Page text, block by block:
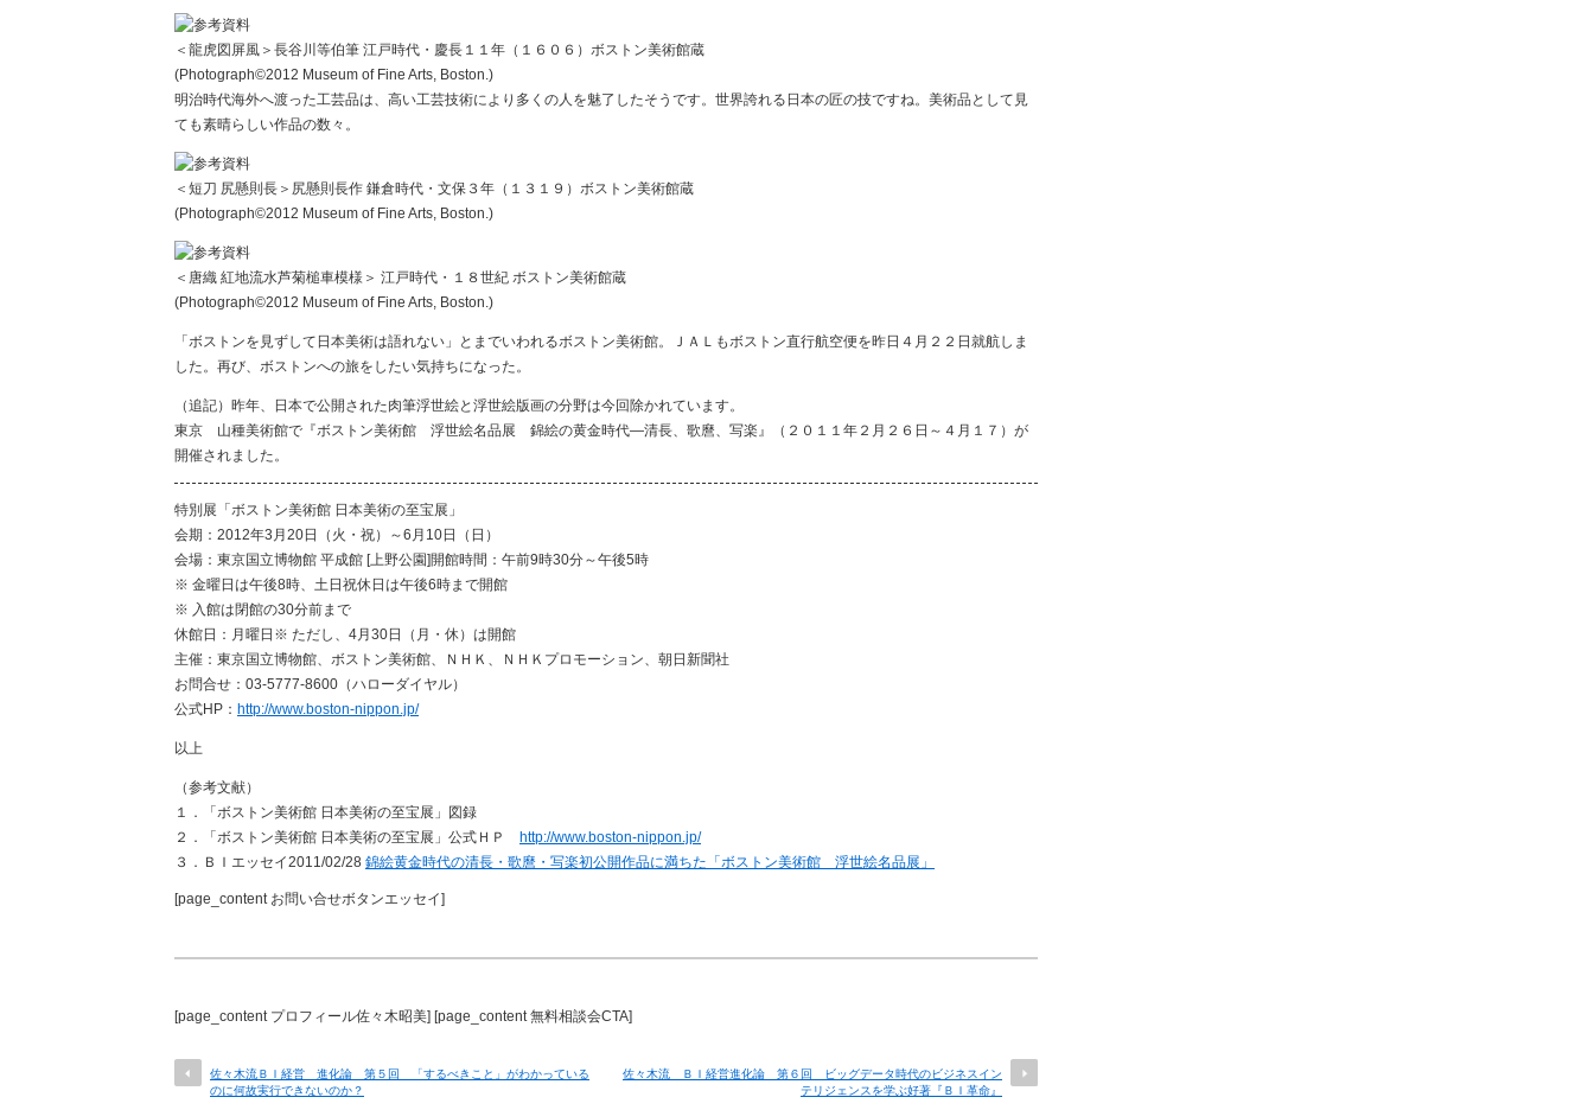
＜龍虎図屏風＞長谷川等伯筆 江戸時代・慶長１１年（１６０６）ボストン美術館蔵
(Photograph©2012 Museum of Fine Arts, Boston.)
明治時代海外へ渡った工芸品は、高い工芸技術により多くの人を魅了したそうです。世界誇れる日本の匠の技ですね。美術品として見
ても素晴らしい作品の数々。
＜短刀 尻懸則長＞尻懸則長作 鎌倉時代・文保３年（１３１９）ボストン美術館蔵
(Photograph©2012 Museum of Fine Arts, Boston.)
＜唐織 紅地流水芦菊槌車模様＞ 江戸時代・１８世紀 ボストン美術館蔵
(Photograph©2012 Museum of Fine Arts, Boston.)
「ボストンを見ずして日本美術は語れない」とまでいわれるボストン美術館。ＪＡＬもボストン直行航空便を昨日４月２２日就航しま
した。再び、ボストンへの旅をしたい気持ちになった。
（追記）昨年、日本で公開された肉筆浮世絵と浮世絵版画の分野は今回除かれています。
東京 山種美術館で『ボストン美術館 浮世絵名品展 錦絵の黄金時代―清長、歌麿、写楽』（２０１１年２月２６日～４月１７）が
開催されました。
特別展「ボストン美術館 日本美術の至宝展」
会期：2012年3月20日（火・祝）～6月10日（日）
会場：東京国立博物館 平成館 [上野公園]開館時間：午前9時30分～午後5時
※ 金曜日は午後8時、土日祝休日は午後6時まで開館
※ 入館は閉館の30分前まで
休館日：月曜日※ ただし、4月30日（月・休）は開館
主催：東京国立博物館、ボストン美術館、ＮＨＫ、ＮＨＫプロモーション、朝日新聞社
お問合せ：03-5777-8600（ハローダイヤル）
公式HP： http://www.boston-nippon.jp/
以上
（参考文献）
１．「ボストン美術館 日本美術の至宝展」図録
２．「ボストン美術館 日本美術の至宝展」公式ＨＰ http://www.boston-nippon.jp/
３．ＢＩエッセイ2011/02/28 錦絵黄金時代の清長・歌麿・写楽初公開作品に満ちた「ボストン美術館 浮世絵名品展」
[page_content お問い合せボタンエッセイ]
[page_content プロフィール佐々木昭美] [page_content 無料相談会CTA]
佐々木流ＢＩ経営 進化論 第５回 「するべきこと」がわかっている
のに何故実行できないのか？
佐々木流 ＢＩ経営進化論 第６回 ビッグデータ時代のビジネスイン
テリジェンスを学ぶ好著『ＢＩ革命』